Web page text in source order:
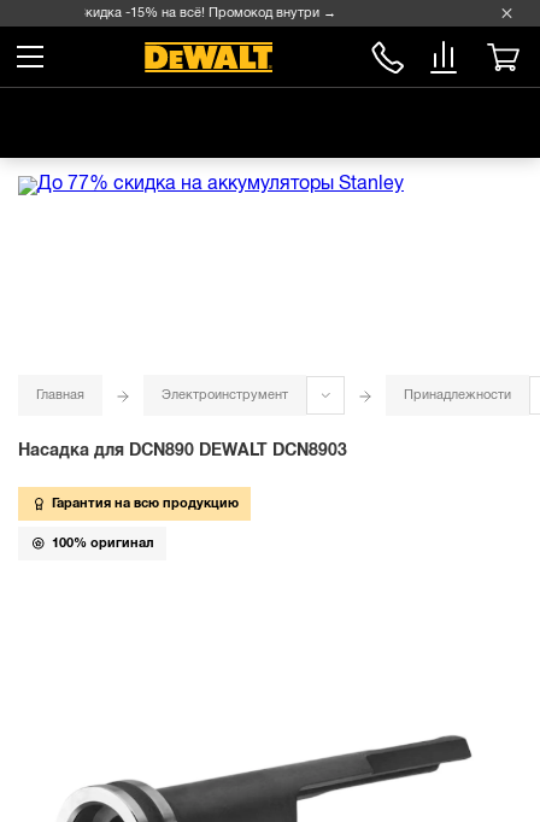
Скидка -15% на всё! Промокод внутри →
Главная Электроинструмент Принадлежности
Насадка для DCN890 DEWALT DCN8903
Гарантия на всю продукцию
100% оригинал